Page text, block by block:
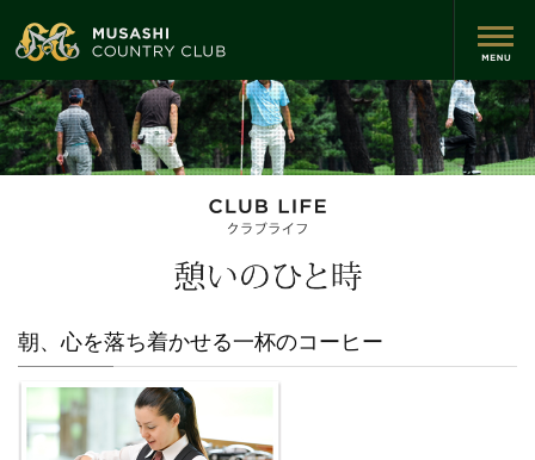
朝、心を落ち着かせる一杯のコーヒー